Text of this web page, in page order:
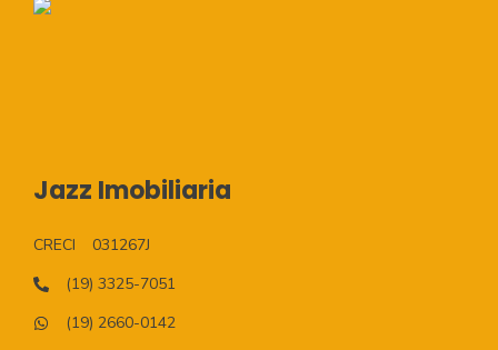
Jazz Imobiliaria
CRECI
031267J
(19) 3325-7051
(19) 2660-0142